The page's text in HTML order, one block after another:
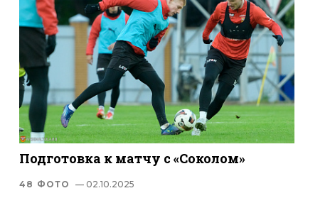
Подготовка к матчу с «Соколом»
48 ФОТО — 02.10.2025